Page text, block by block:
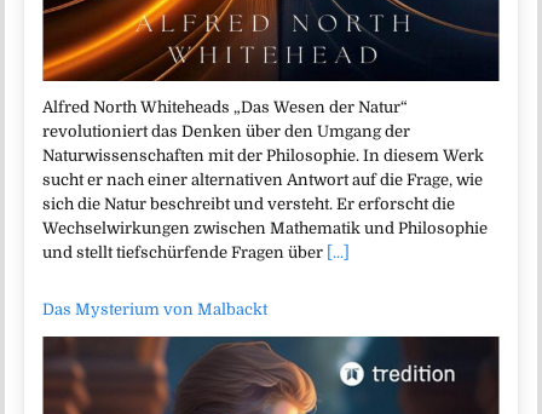
Alfred North Whiteheads „Das Wesen der Natur“
revolutioniert das Denken über den Umgang der
Naturwissenschaften mit der Philosophie. In diesem Werk
sucht er nach einer alternativen Antwort auf die Frage, wie
sich die Natur beschreibt und versteht. Er erforscht die
Wechselwirkungen zwischen Mathematik und Philosophie
und stellt tiefschürfende Fragen über [...]
Das Mysterium von Malbackt